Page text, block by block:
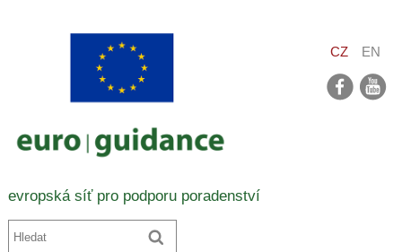
evropská síť pro podporu poradenství
CZ EN